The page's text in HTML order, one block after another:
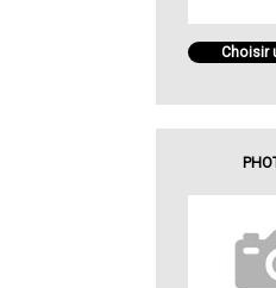
Choisir